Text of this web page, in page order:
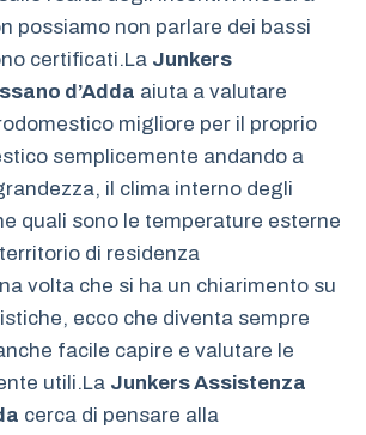
possiamo non parlare dei bassi
certificati.La Junkers
d’Adda aiuta a valutare
migliore per il proprio
semplicemente andando a
il clima interno degli
quali sono le temperature esterne
di residenza
volta che si ha un chiarimento su
ecco che diventa sempre
facile capire e valutare le
utili.La Junkers Assistenza
cerca di pensare alla